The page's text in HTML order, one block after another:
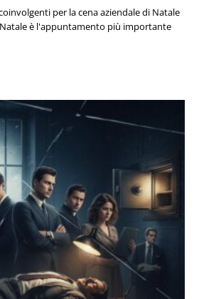
per la cena aziendale di Natale
è l'appuntamento più importante